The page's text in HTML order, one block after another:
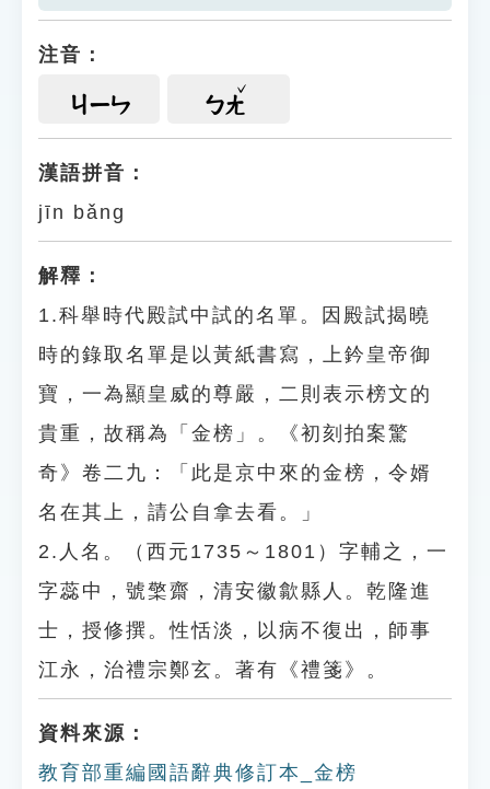
貓頭鷹博士
注音：
ㄐㄧㄣ ㄅㄤ
漢語拼音：
jīn bǎng
解釋：
1.科舉時代殿試中試的名單。因殿試揭曉
時的錄取名單是以黃紙書寫，上鈐皇帝御
寶，一為顯皇威的尊嚴，二則表示榜文的
貴重，故稱為「金榜」。《初刻拍案驚
奇》卷二九：「此是京中來的金榜，令婿
名在其上，請公自拿去看。」
2.人名。（西元1735～1801）字輔之，一
字蕊中，號檠齋，清安徽歙縣人。乾隆進
士，授修撰。性恬淡，以病不復出，師事
江永，治禮宗鄭玄。著有《禮箋》。
資料來源：
教育部重編國語辭典修訂本_金榜